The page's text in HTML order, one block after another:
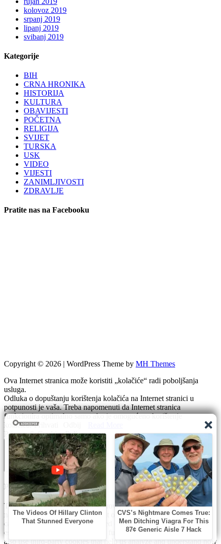
kolovoz 2019
srpanj 2019
lipanj 2019
svibanj 2019
Kategorije
BIH
CRNA HRONIKA
HISTORIJA
KULTURA
OBAVIJESTI
POČETNA
RELIGIJA
SVIJET
TURSKA
USK
VIDEO
VIJESTI
ZANIMLJIVOSTI
ZDRAVLJE
Pratite nas na Facebooku
Copyright © 2026 | WordPress Theme by MH Themes
Ova Internet stranica može koristiti „kolačiće“ radi poboljšanja
usluga.
Odluka o dopuštanju korištenja kolačića na Internet stranici u
potpunosti je vaša. Treba napomenuti da Internet stranica
funkcionira optimalno samo ako je omogućeno korištenje
kolačića. Prihvati
Privacy & Cookies Policy
Zatvori
Privacy Overview
This website uses cookies to improve your experience while you
navigate through the website. Out of these, the cookies that are
categorized as necessary are stored on your browser as they are
essential for the working of basic functionalities of the website. We
also use third-party cookies that help us analyze and understand how